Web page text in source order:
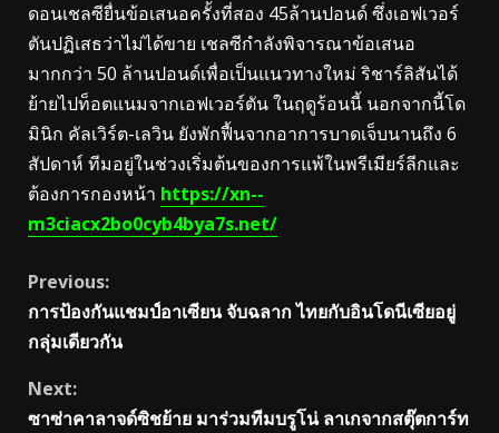
ดอนเชลซียื่นข้อเสนอครั้งที่สอง 45ล้านปอนด์ ซึ่งเอฟเวอร์
ตันปฏิเสธว่าไม่ได้ขาย เชลซีกำลังพิจารณาข้อเสนอ
มากกว่า 50 ล้านปอนด์เพื่อเป็นแนวทางใหม่ ริชาร์ลิสันได้
ย้ายไปท็อตแนมจากเอฟเวอร์ตัน ในฤดูร้อนนี้ นอกจากนี้โด
มินิก คัลเวิร์ต-เลวิน ยังพักฟื้นจากอาการบาดเจ็บนานถึง 6
สัปดาห์ ทีมอยู่ในช่วงเริ่มต้นของการแพ้ในพรีเมียร์ลีกและ
ต้องการกองหน้า https://xn--
m3ciacx2bo0cyb4bya7s.net/
Continue
Reading
Previous:
การป้องกันแชมป์อาเซียน จับฉลาก ไทยกับอินโดนีเซียอยู่
กลุ่มเดียวกัน
Next:
ซาซ่าคาลาจด์ซิชย้าย มาร่วมทีมบรูโน่ ลาเกจากสตุ๊ตการ์ท